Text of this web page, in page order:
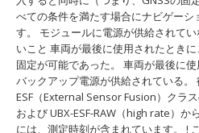
べての条件を満たす場合にナビゲーシ
す。 モジュールに電源が供給されて
いこと 車両が最後に使用されたとき
固定が可能であった。 車両が最後に
バックアップ電源が供給されている。
ESF（External Sensor Fusion）クラス
および UBX-ESF-RAW（high rate）か
には、測定時刻が含まれています。 !